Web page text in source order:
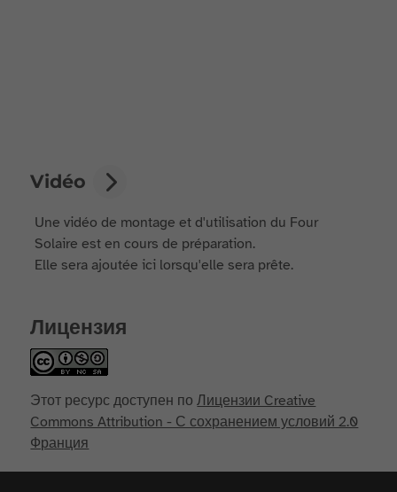
Vidéo
Une vidéo de montage et d'utilisation du Four
Solaire est en cours de préparation.
Elle sera ajoutée ici lorsqu'elle sera prête.
Лицензия
Этот ресурс доступен поЛицензии Creative
Commons Attribution - С сохранением условий 2.0
Франция